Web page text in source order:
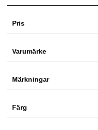
Pris
Varumärke
Märkningar
Färg